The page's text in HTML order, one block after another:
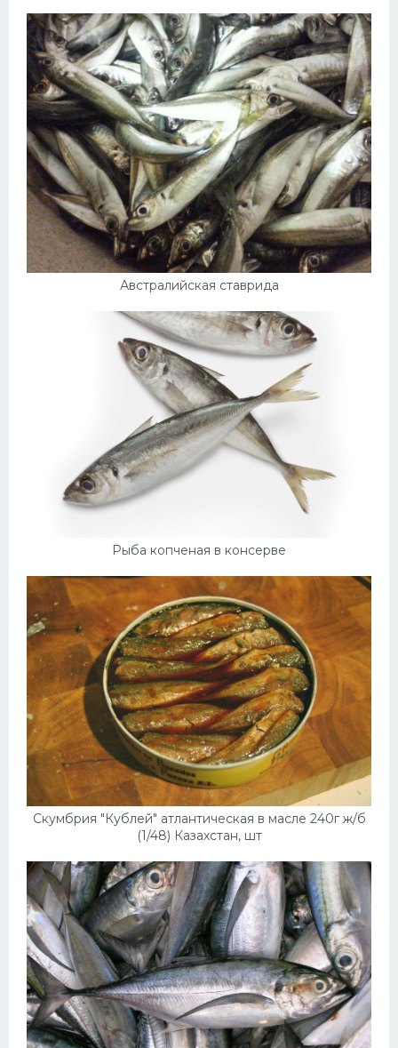
Австралийская ставрида
Рыба копченая в консерве
Скумбрия "Кублей" атлантическая в масле 240г ж/б
(1/48) Казахстан, шт